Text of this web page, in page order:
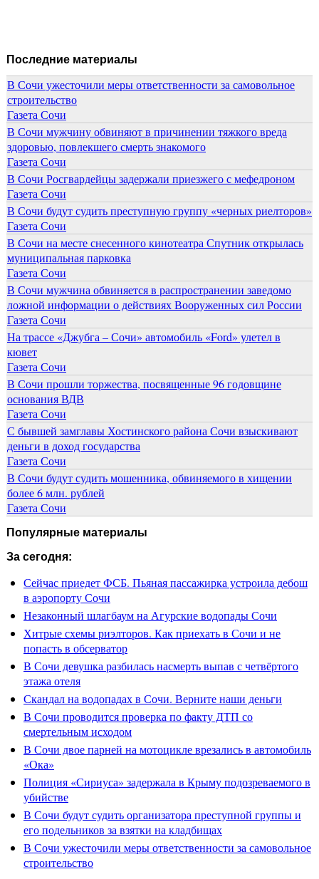
Последние материалы
В Сочи ужесточили меры ответственности за самовольное
строительство
Газета Сочи
В Сочи мужчину обвиняют в причинении тяжкого вреда
здоровью, повлекшего смерть знакомого
Газета Сочи
В Сочи Росгвардейцы задержали приезжего с мефедроном
Газета Сочи
В Сочи будут судить преступную группу «черных риелторов»
Газета Сочи
В Сочи на месте снесенного кинотеатра Спутник открылась
муниципальная парковка
Газета Сочи
В Сочи мужчина обвиняется в распространении заведомо
ложной информации о действиях Вооруженных сил России
Газета Сочи
На трассе «Джубга – Сочи» автомобиль «Ford» улетел в
кювет
Газета Сочи
В Сочи прошли торжества, посвященные 96 годовщине
основания ВДВ
Газета Сочи
С бывшей замглавы Хостинского района Сочи взыскивают
деньги в доход государства
Газета Сочи
В Сочи будут судить мошенника, обвиняемого в хищении
более 6 млн. рублей
Газета Сочи
Популярные материалы
За сегодня:
Сейчас приедет ФСБ. Пьяная пассажирка устроила дебош
в аэропорту Сочи
Незаконный шлагбаум на Агурские водопады Сочи
Хитрые схемы риэлторов. Как приехать в Сочи и не
попасть в обсерватор
В Сочи девушка разбилась насмерть выпав с четвёртого
этажа отеля
Скандал на водопадах в Сочи. Верните наши деньги
В Сочи проводится проверка по факту ДТП со
смертельным исходом
В Сочи двое парней на мотоцикле врезались в автомобиль
«Ока»
Полиция «Сириуса» задержала в Крыму подозреваемого в
убийстве
В Сочи будут судить организатора преступной группы и
его подельников за взятки на кладбищах
В Сочи ужесточили меры ответственности за самовольное
строительство